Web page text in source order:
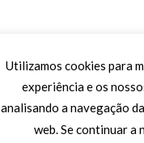
POLÍTICA DE PRIVACIDADE
Utilizamos cookies para
experiência e os
analisando a navegação
web. Se continuar a